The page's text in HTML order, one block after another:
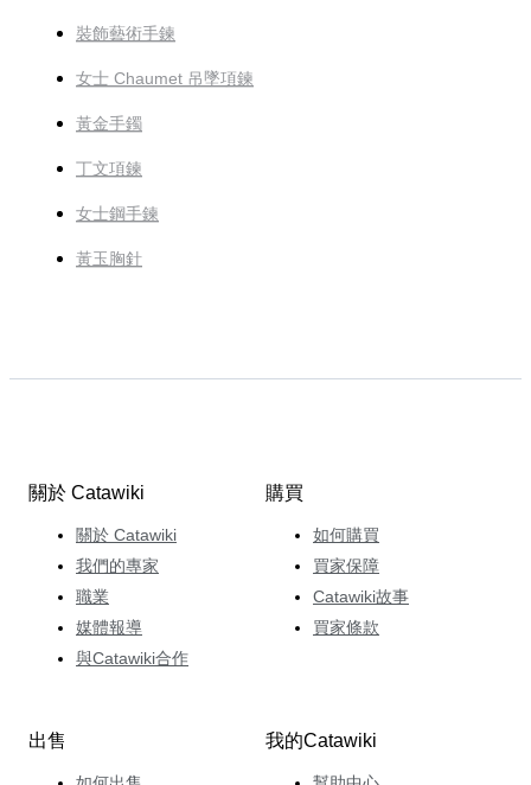
裝飾藝術手鍊
女士 Chaumet 吊墜項鍊
黃金手鐲
丁文項鍊
女士鋼手鍊
黃玉胸針
關於 Catawiki
關於 Catawiki
我們的專家
職業
媒體報導
與Catawiki合作
購買
如何購買
買家保障
Catawiki故事
買家條款
出售 我的Catawiki